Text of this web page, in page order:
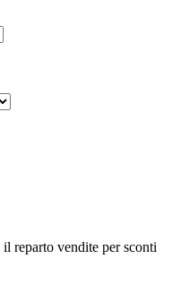
il reparto vendite per sconti